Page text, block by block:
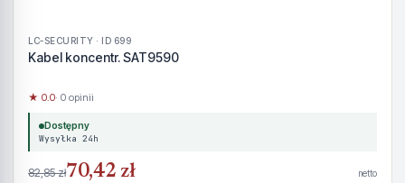
LC-SECURITY · ID 699
Kabel koncentr. SAT9590
★ 0.0· 0 opinii
Dostępny
Wysyłka 24h
82,85 zł70,42 zł netto